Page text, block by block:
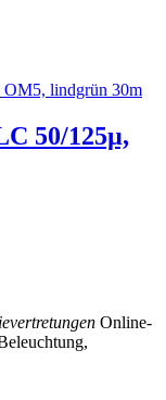
50/125µ,
Online-